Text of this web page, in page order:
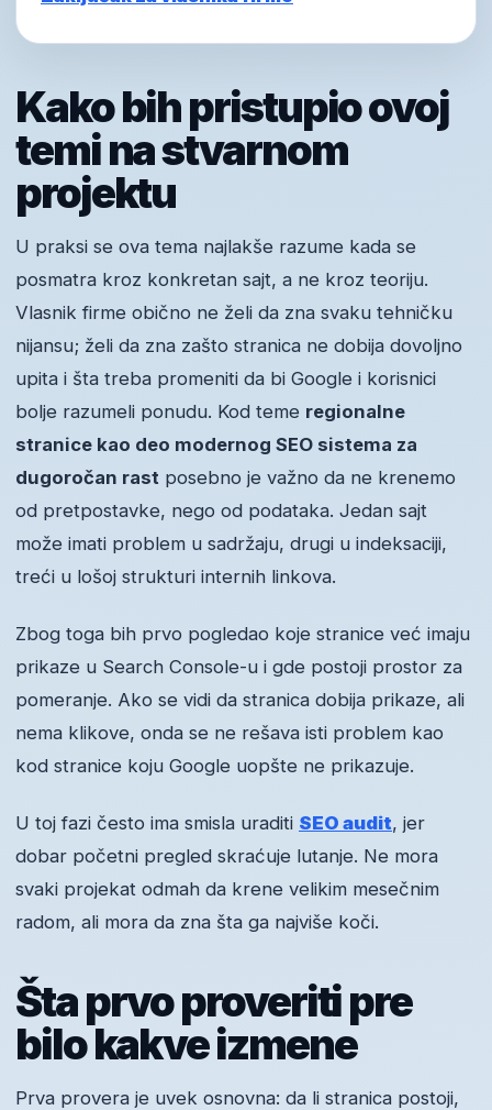
Kako bih pristupio ovoj
temi na stvarnom
projektu
U praksi se ova tema najlakše razume kada se
posmatra kroz konkretan sajt, a ne kroz teoriju.
Vlasnik firme obično ne želi da zna svaku tehničku
nijansu; želi da zna zašto stranica ne dobija dovoljno
upita i šta treba promeniti da bi Google i korisnici
bolje razumeli ponudu. Kod teme regionalne
stranice kao deo modernog SEO sistema za
dugoročan rast posebno je važno da ne krenemo
od pretpostavke, nego od podataka. Jedan sajt
može imati problem u sadržaju, drugi u indeksaciji,
treći u lošoj strukturi internih linkova.
Zbog toga bih prvo pogledao koje stranice već imaju
prikaze u Search Console-u i gde postoji prostor za
pomeranje. Ako se vidi da stranica dobija prikaze, ali
nema klikove, onda se ne rešava isti problem kao
kod stranice koju Google uopšte ne prikazuje.
U toj fazi često ima smisla uraditi SEO audit, jer
dobar početni pregled skraćuje lutanje. Ne mora
svaki projekat odmah da krene velikim mesečnim
radom, ali mora da zna šta ga najviše koči.
Šta prvo proveriti pre
bilo kakve izmene
Prva provera je uvek osnovna: da li stranica postoji,